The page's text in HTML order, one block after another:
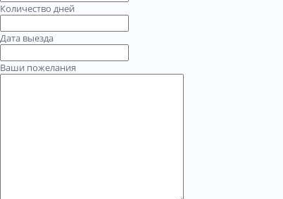
Количество дней
Дата выезда
Ваши пожелания